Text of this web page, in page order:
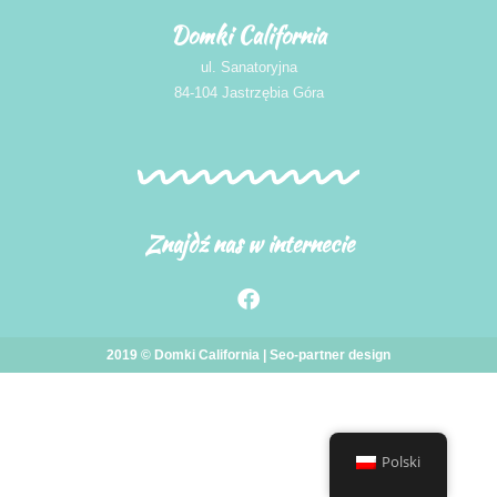
Domki California
ul. Sanatoryjna
84-104 Jastrzębia Góra
Znajdź nas w internecie
2019 © Domki California | Seo-partner design
Polski